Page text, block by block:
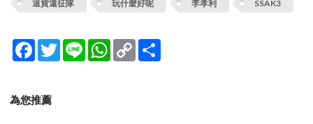
退貨遠征隊 玩什麼好呢 李孝利 SSAK3
Facebook
TwitterLine WhatsApp
Copy
Link
為您推薦